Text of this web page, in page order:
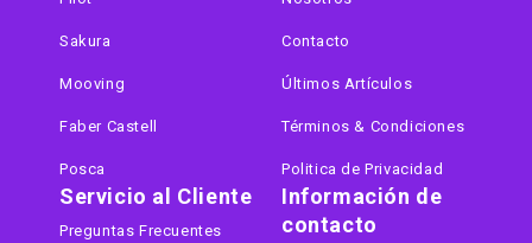
Información de
contacto
Sakura
Mooving
Faber Castell
Posca
Contacto
Últimos Artículos
Términos & Condiciones
Politica de Privacidad
Servicio al Cliente
Preguntas Frecuentes